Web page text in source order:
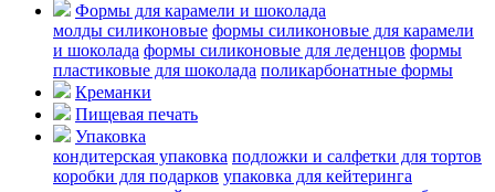
Формы для карамели и шоколада
молды силиконовые формы силиконовые для карамели
и шоколада формы силиконовые для леденцов формы
пластиковые для шоколада поликарбонатные формы
Креманки
Пищевая печать
Упаковка
кондитерская упаковка подложки и салфетки для тортов
коробки для подарков упаковка для кейтеринга